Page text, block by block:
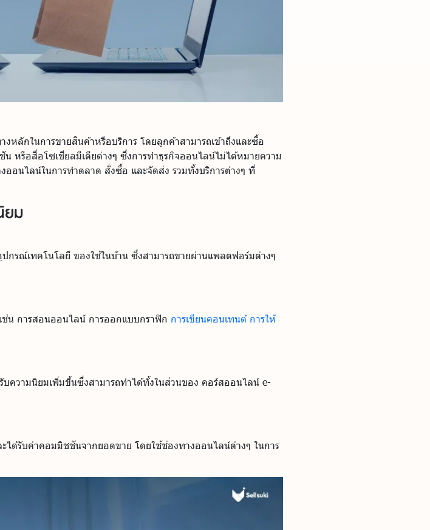
งหลักในการขายสินค้าหรือบริการ โดยลูกค้าสามารถเข้าถึงและซื้อ
หรือสื่อโซเชียลมีเดียต่างๆ ซึ่งการทำธุรกิจออนไลน์ไม่ได้หมายความ
อนไลน์ในการทำตลาด สั่งซื้อ และจัดส่ง รวมทั้งบริการต่างๆ ที่
ยม
กรณ์เทคโนโลยี ของใช้ในบ้าน ซึ่งสามารถขายผ่านแพลตฟอร์มต่างๆ
ช่น การสอนออนไลน์ การออกแบบกราฟิก การเขียนคอนเทนต์ การให้
ความนิยมเพิ่มขึ้นซึ่งสามารถทำได้ทั้งในส่วนของ คอร์สออนไลน์ e-
ได้รับค่าคอมมิชชันจากยอดขาย โดยใช้ช่องทางออนไลน์ต่างๆ ในการ